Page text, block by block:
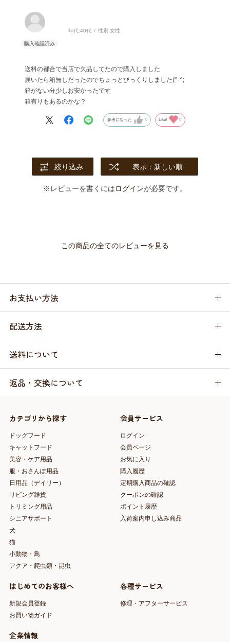
年代:40代 性別:女性
送料の都合で当店で欠品してたので購入しました
届いたら箱無しだったのでちょっとびっくりしました(^-^;
箱がない分少しお安かったです
箱有りもあるのかな？
参考になった 0 Like! 0
絞り込み 表示：新しい順
※レビューを書くにはログインが必要です。
この商品の全てのレビューを見る
お支払い方法
配送方法
送料について
返品・交換について
カテゴリから探す
ドッグフード
キャットフード
美容・ケア用品
服・おさんぽ用品
日用品（デイリー）
リビング雑貨
トリミング用品
シニアサポート
犬
猫
小動物・鳥
アクア・爬虫類・昆虫
会員サービス
ログイン
会員ページ
お気に入り
購入履歴
定期購入商品の確認
クーポンの確認
ポイント履歴
入荷案内申し込み商品
はじめてのお客様へ
新規会員登録
お買い物ガイド
各種サービス
修理・アフターサービス
企業情報